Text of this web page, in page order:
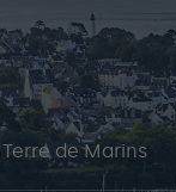
de Marins